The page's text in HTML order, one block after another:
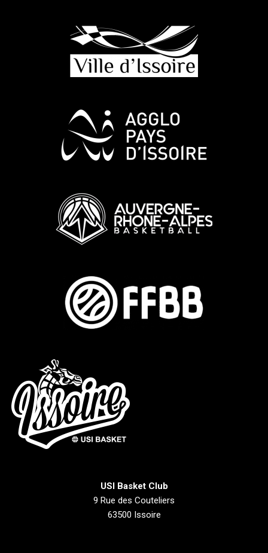
USI Basket Club
9 Rue des Couteliers
63500 Issoire